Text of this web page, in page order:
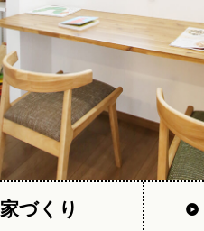
家づくり